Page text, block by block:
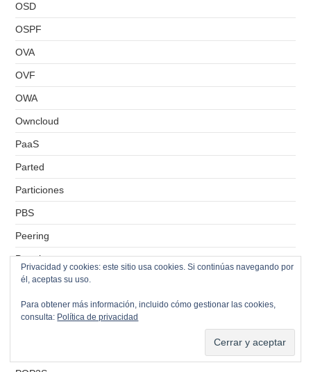
OSD
OSPF
OVA
OVF
OWA
Owncloud
PaaS
Parted
Particiones
PBS
Peering
Permisos
phpIPAM
Pi-hole
Privacidad y cookies: este sitio usa cookies. Si continúas navegando por
él, aceptas su uso.
Para obtener más información, incluido cómo gestionar las cookies,
consulta: Política de privacidad